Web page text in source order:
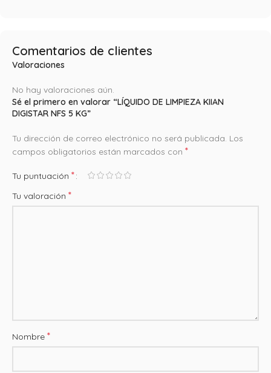
Comentarios de clientes
Valoraciones
No hay valoraciones aún.
Sé el primero en valorar “LÍQUIDO DE LIMPIEZA KIIAN
DIGISTAR NFS 5 KG”
Tu dirección de correo electrónico no será publicada. Los
campos obligatorios están marcados con *
Tu puntuación *
Tu valoración *
Nombre *